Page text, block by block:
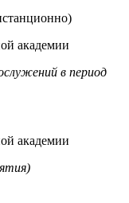
академии
в период
академии